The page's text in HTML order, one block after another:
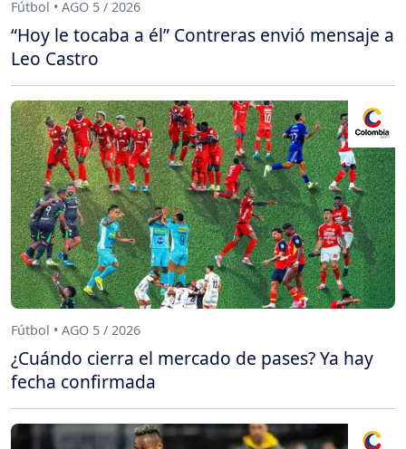
Fútbol • AGO 5 / 2026
“Hoy le tocaba a él” Contreras envió mensaje a
Leo Castro
Fútbol • AGO 5 / 2026
¿Cuándo cierra el mercado de pases? Ya hay
fecha confirmada